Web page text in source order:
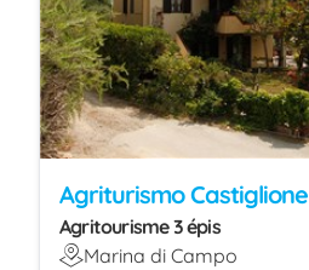
Agriturismo Castiglione
Agritourisme 3 épis
Marina di Campo